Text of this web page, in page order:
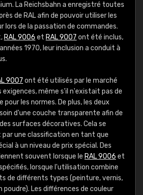
La Reichsbahn a enregistré toutes
de RAL afin de pouvoir utiliser les
lors de la passation de commandes.
RAL 9006 et RAL 9007 ont été inclus,
1970, leur inclusion a conduit à
9007 ont été utilisés par le marché
exigences, même s'il n'existait pas de
les normes. De plus, les deux
d'une couche transparente afin de
surfaces décoratives. Cela se
une classification en tant que
à un niveau de prix spécial. Des
souvent lorsque le RAL 9006 et
lorsque l'utilisation combine
de différents types (peinture, vernis,
Les différences de couleur